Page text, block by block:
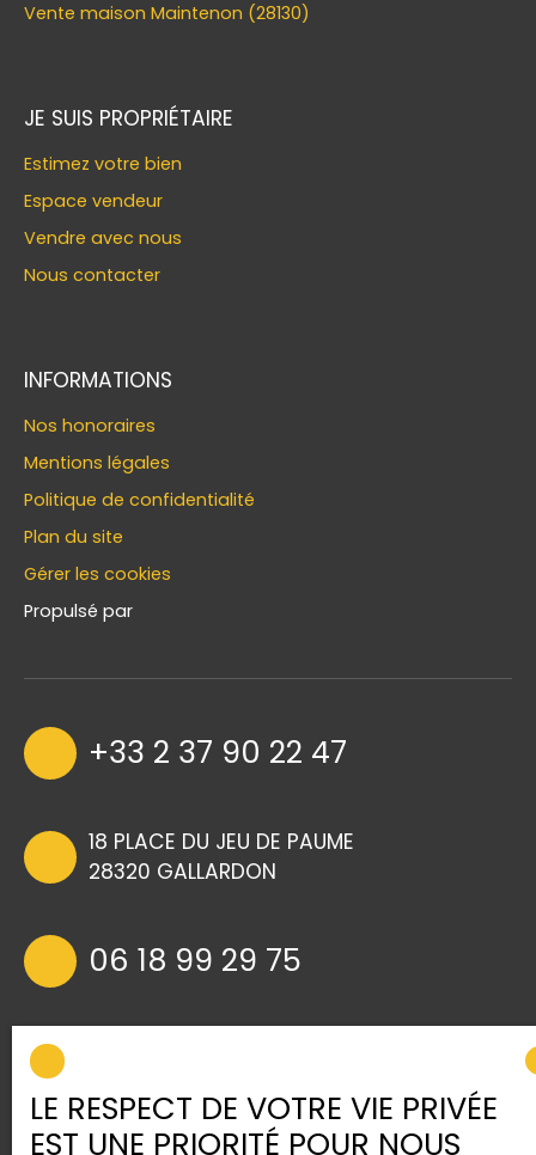
Vente maison Maintenon (28130)
JE SUIS PROPRIÉTAIRE
Estimez votre bien
Espace vendeur
Vendre avec nous
Nous contacter
INFORMATIONS
Nos honoraires
Mentions légales
Politique de confidentialité
Plan du site
Gérer les cookies
Propulsé par
+33 2 37 90 22 47
18 PLACE DU JEU DE PAUME
28320 GALLARDON
06 18 99 29 75
LE RESPECT DE VOTRE VIE PRIVÉE
EST UNE PRIORITÉ POUR NOUS